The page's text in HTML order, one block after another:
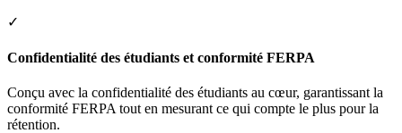
✓
Confidentialité des étudiants et conformité FERPA
Conçu avec la confidentialité des étudiants au cœur, garantissant la
conformité FERPA tout en mesurant ce qui compte le plus pour la
rétention.